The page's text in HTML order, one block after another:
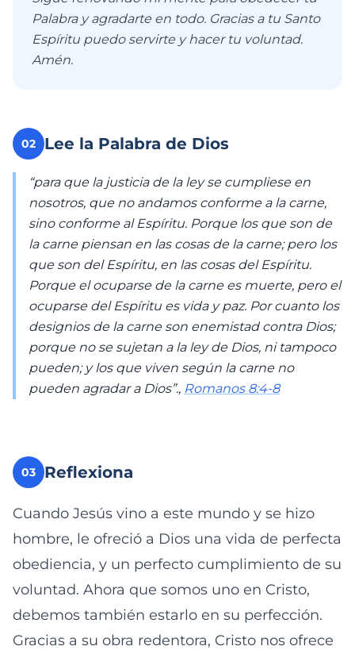
Palabra y agradarte en todo. Gracias a tu Santo
Espíritu puedo servirte y hacer tu voluntad.
Amén.
02 Lee la Palabra de Dios
“para que la justicia de la ley se cumpliese en
nosotros, que no andamos conforme a la carne,
sino conforme al Espíritu. Porque los que son de
la carne piensan en las cosas de la carne; pero los
que son del Espíritu, en las cosas del Espíritu.
Porque el ocuparse de la carne es muerte, pero el
ocuparse del Espíritu es vida y paz. Por cuanto los
designios de la carne son enemistad contra Dios;
porque no se sujetan a la ley de Dios, ni tampoco
pueden; y los que viven según la carne no
pueden agradar a Dios”., Romanos 8:4-8
03 Reflexiona
Cuando Jesús vino a este mundo y se hizo
hombre, le ofreció a Dios una vida de perfecta
obediencia, y un perfecto cumplimiento de su
voluntad. Ahora que somos uno en Cristo,
debemos también estarlo en su perfección.
Gracias a su obra redentora, Cristo nos ofrece